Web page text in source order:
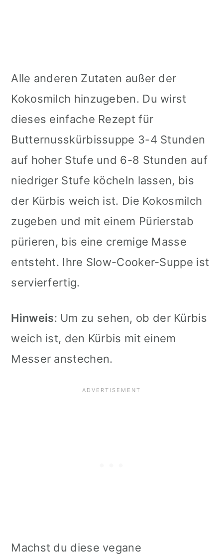
Alle anderen Zutaten außer der
Kokosmilch hinzugeben. Du wirst
dieses einfache Rezept für
Butternusskürbissuppe 3-4 Stunden
auf hoher Stufe und 6-8 Stunden auf
niedriger Stufe köcheln lassen, bis
der Kürbis weich ist. Die Kokosmilch
zugeben und mit einem Pürierstab
pürieren, bis eine cremige Masse
entsteht. Ihre Slow-Cooker-Suppe ist
servierfertig.
Hinweis: Um zu sehen, ob der Kürbis
weich ist, den Kürbis mit einem
Messer anstechen.
Machst du diese vegane